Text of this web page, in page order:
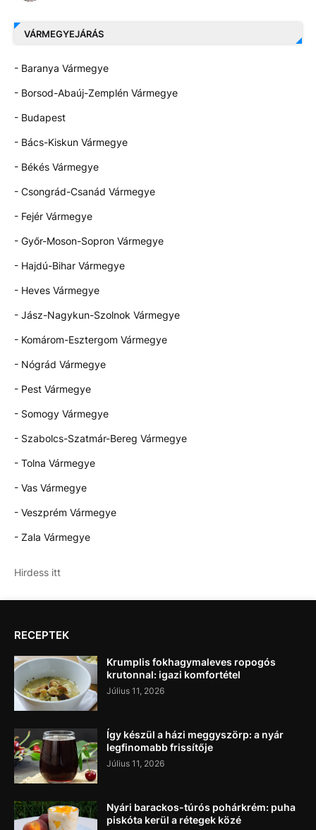
VÁRMEGYEJÁRÁS
- Baranya Vármegye
- Borsod-Abaúj-Zemplén Vármegye
- Budapest
- Bács-Kiskun Vármegye
- Békés Vármegye
- Csongrád-Csanád Vármegye
- Fejér Vármegye
- Győr-Moson-Sopron Vármegye
- Hajdú-Bihar Vármegye
- Heves Vármegye
- Jász-Nagykun-Szolnok Vármegye
- Komárom-Esztergom Vármegye
- Nógrád Vármegye
- Pest Vármegye
- Somogy Vármegye
- Szabolcs-Szatmár-Bereg Vármegye
- Tolna Vármegye
- Vas Vármegye
- Veszprém Vármegye
- Zala Vármegye
Hirdess itt
RECEPTEK
Krumplis fokhagymaleves ropogós
krutonnal: igazi komfortétel
Július 11, 2026
Így készül a házi meggyszörp: a nyár
legfinomabb frissítője
Július 11, 2026
Nyári barackos-túrós pohárkrém: puha
piskóta kerül a rétegek közé